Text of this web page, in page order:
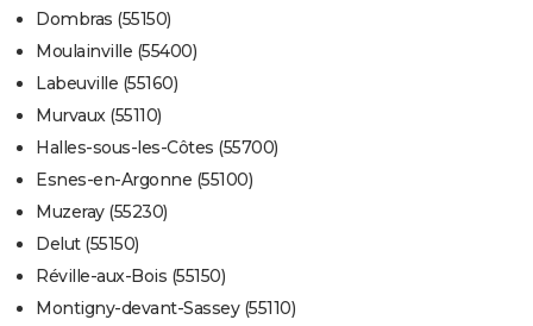
Dombras (55150)
Moulainville (55400)
Labeuville (55160)
Murvaux (55110)
Halles-sous-les-Côtes (55700)
Esnes-en-Argonne (55100)
Muzeray (55230)
Delut (55150)
Réville-aux-Bois (55150)
Montigny-devant-Sassey (55110)